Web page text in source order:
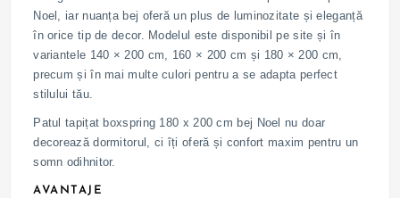
Noel, iar nuanța bej oferă un plus de luminozitate și eleganță
în orice tip de decor. Modelul este disponibil pe site și în
variantele 140 × 200 cm, 160 × 200 cm și 180 × 200 cm,
precum și în mai multe culori pentru a se adapta perfect
stilului tău.
Patul tapițat boxspring 180 x 200 cm bej Noel nu doar
decorează dormitorul, ci îți oferă și confort maxim pentru un
somn odihnitor.
AVANTAJE